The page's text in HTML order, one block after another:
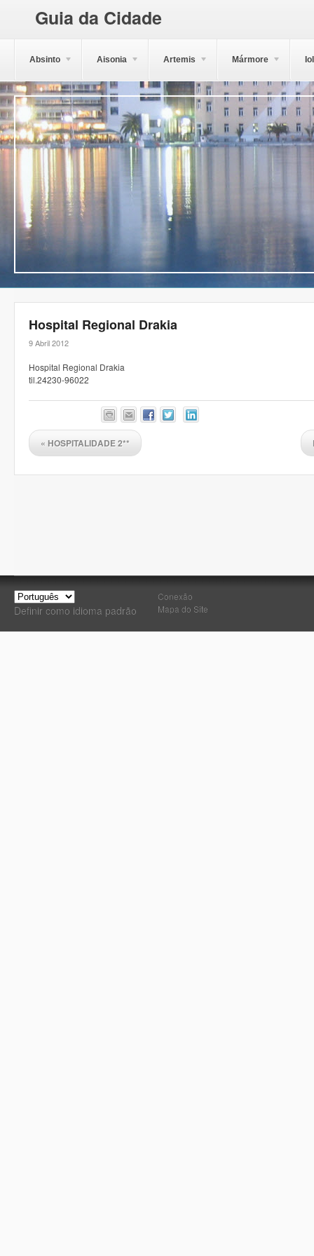
Guia da Cidade
Absinto Aisonia Artemis Mármore
Hospital Regional Drakia
9 Abril 2012
Hospital Regional Drakia
til.24230-96022
« HOSPITALIDADE 2**
Definir como idioma padrão
Conexão
Mapa do Site